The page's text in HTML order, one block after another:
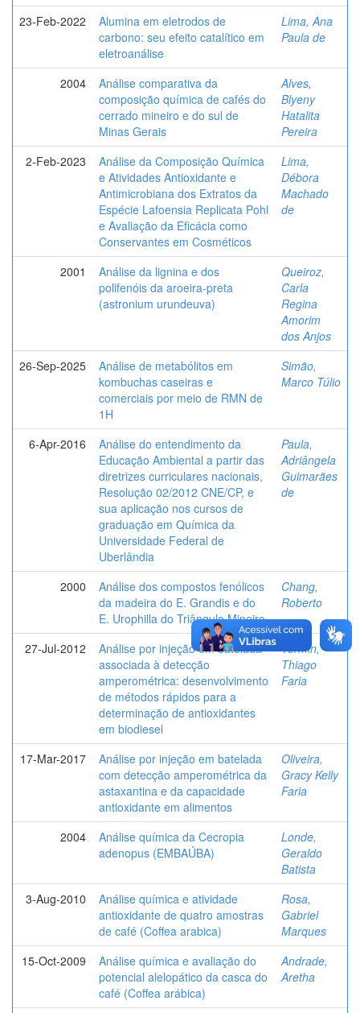
23-Feb-2022
Alumina em eletrodos de
carbono: seu efeito catalítico em
eletroanálise
Lima, Ana
Paula de
2004
Análise comparativa da
composição química de cafés do
cerrado mineiro e do sul de
Minas Gerais
Alves,
Blyeny
Hatalita
Pereira
2-Feb-2023
Análise da Composição Química
e Atividades Antioxidante e
Antimicrobiana dos Extratos da
Espécie Lafoensia Replicata Pohl
e Avaliação da Eficácia como
Conservantes em Cosméticos
Lima,
Débora
Machado
de
2001
Análise da lignina e dos
polifenóis da aroeira-preta
(astronium urundeuva)
Queiroz,
Carla
Regina
Amorim
dos Anjos
26-Sep-2025
Análise de metabólitos em
kombuchas caseiras e
comerciais por meio de RMN de
1H
Simão,
Marco Túlio
6-Apr-2016
Análise do entendimento da
Educação Ambiental a partir das
diretrizes curriculares nacionais,
Resolução 02/2012 CNE/CP, e
sua aplicação nos cursos de
graduação em Química da
Universidade Federal de
Uberlândia
Paula,
Adriângela
Guimarães
de
2000
Análise dos compostos fenólicos
da madeira do E. Grandis e do
E. Urophilla do Triângulo Mineiro
Chang,
Roberto
27-Jul-2012
Análise por injeção em batelada
associada à detecção
amperométrica: desenvolvimento
de métodos rápidos para a
determinação de antioxidantes
em biodiesel
Tormin,
Thiago
Faria
17-Mar-2017
Análise por injeção em batelada
com detecção amperométrica da
astaxantina e da capacidade
antioxidante em alimentos
Oliveira,
Gracy Kelly
Faria
2004
Análise química da Cecropia
adenopus (EMBAÚBA)
Londe,
Geraldo
Batista
3-Aug-2010
Análise química e atividade
antioxidante de quatro amostras
de café (Coffea arabica)
Rosa,
Gabriel
Marques
15-Oct-2009
Análise química e avaliação do
potencial alelopático da casca do
café (Coffea arábica)
Andrade,
Aretha